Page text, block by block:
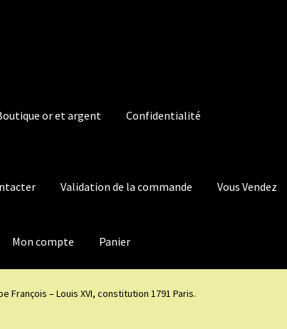
or et argent Confidentialité
Validation de la commande Vous Vendez
Mon compte Panier
François – Louis XVI, constitution 1791 Paris.